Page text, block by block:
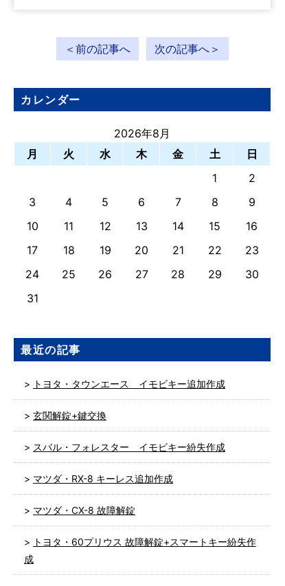
＜前の記事へ 次の記事へ＞
カレンダー
2026年8月
月
火 水 木 金 土
日
1
2
3
4 5 6 7 8
9
10
11 12 13 14 15
16
17
18 19 20 21 22
23
24
25 26 27 28 29
30
31
最近の記事
トヨタ・タウンエース イモビキー追加作成
玄関解錠+鍵交換
スバル・フォレスター イモビキー紛失作成
マツダ・RX-8 キーレス追加作成
マツダ・CX-8 故障解錠
トヨタ・60プリウス 故障解錠+スマートキー紛失作
成